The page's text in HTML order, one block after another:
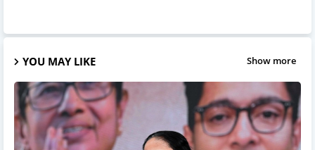
YOU MAY LIKE Show more